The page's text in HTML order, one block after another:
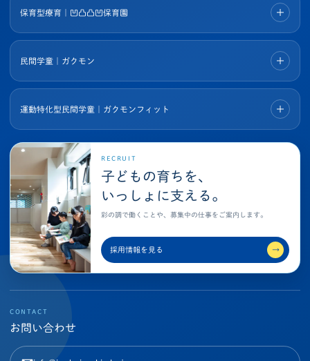
保育型療育｜凹凸凸凹保育園
民間学童｜ガクモン
運動特化型民間学童｜ガクモンフィット
RECRUIT
子どもの育ちを、
いっしょに支える。
彩の調で働くことや、募集中の仕事をご案内します。
採用情報を見る →
CONTACT
お問い合わせ